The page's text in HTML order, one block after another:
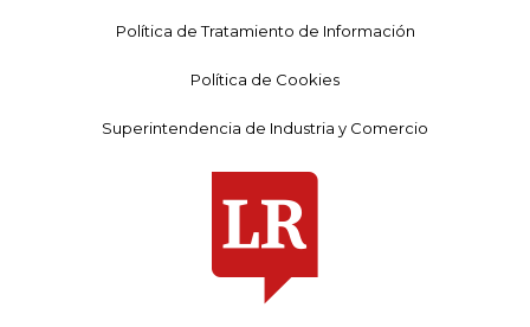
Política de Tratamiento de Información
Política de Cookies
Superintendencia de Industria y Comercio